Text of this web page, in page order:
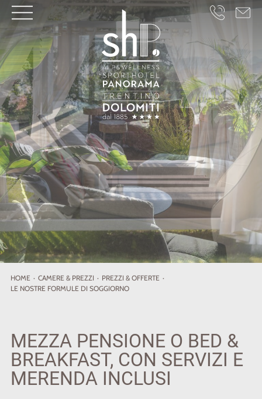
HOME · CAMERE & PREZZI · PREZZI & OFFERTE ·
LE NOSTRE FORMULE DI SOGGIORNO
MEZZA PENSIONE O BED &
BREAKFAST, CON SERVIZI E
MERENDA INCLUSI